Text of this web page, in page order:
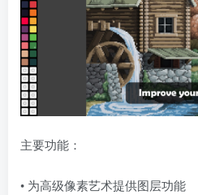
主要功能：
• 为高级像素艺术提供图层功能